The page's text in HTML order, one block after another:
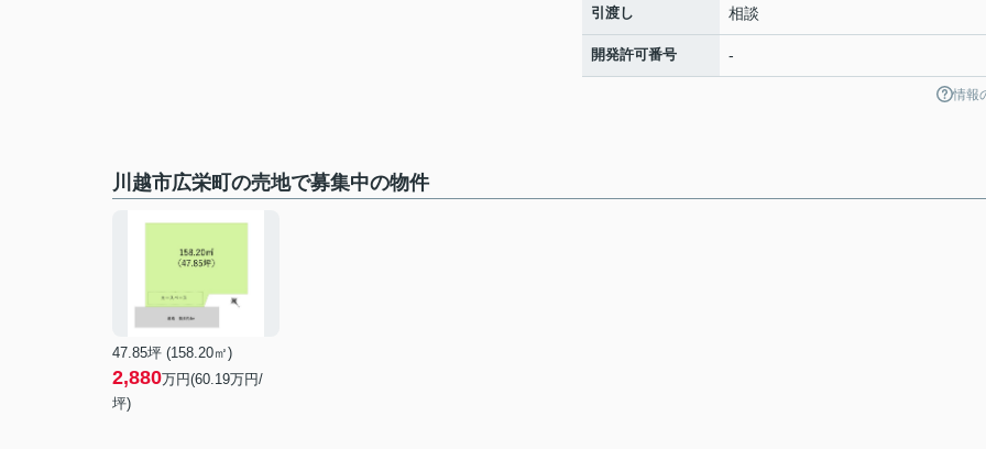
引渡し 相談
開発許可番号 -
情報
川越市広栄町の売地で募集中の物件
47.85坪 (158.20㎡)
2,880万円(60.19万円/
坪)